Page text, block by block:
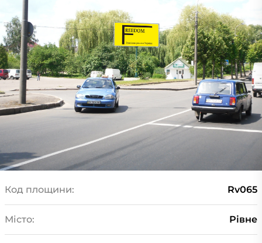
Код площини: Rv065
Місто: Рівне